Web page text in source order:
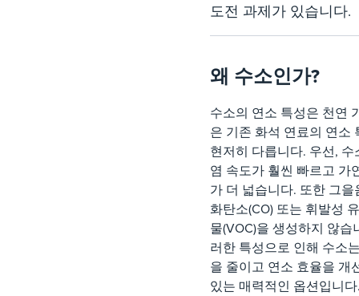
도전 과제가 있습니다.
왜 수소인가?
수소의 연소 특성은 천연
은 기존 화석 연료의 연소
현저히 다릅니다. 우선, 수
염 속도가 훨씬 빠르고 가
가 더 넓습니다. 또한 그을
화탄소(CO) 또는 휘발성
물(VOC)을 생성하지 않습
러한 특성으로 인해 수소
을 줄이고 연소 효율을 개
있는 매력적인 옵션입니